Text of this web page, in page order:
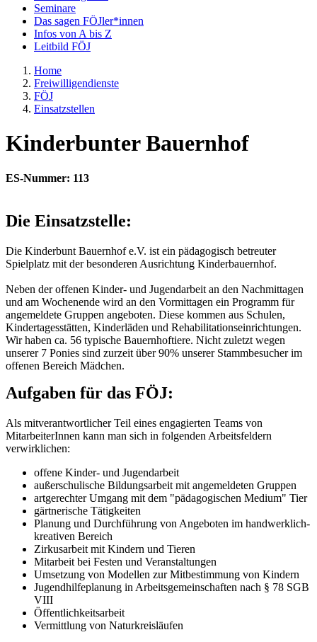
Seminare
Das sagen FÖJler*innen
Infos von A bis Z
Leitbild FÖJ
Home
Freiwilligendienste
FÖJ
Einsatzstellen
Kinderbunter Bauernhof
ES-Nummer: 113
Die Einsatzstelle:
Die Kinderbunt Bauernhof e.V. ist ein pädagogisch betreuter
Spielplatz mit der besonderen Ausrichtung Kinderbauernhof.
Neben der offenen Kinder- und Jugendarbeit an den Nachmittagen
und am Wochenende wird an den Vormittagen ein Programm für
angemeldete Gruppen angeboten. Diese kommen aus Schulen,
Kindertagesstätten, Kinderläden und Rehabilitationseinrichtungen.
Wir haben ca. 56 typische Bauernhoftiere. Nicht zuletzt wegen
unserer 7 Ponies sind zurzeit über 90% unserer Stammbesucher im
offenen Bereich Mädchen.
Aufgaben für das FÖJ:
Als mitverantwortlicher Teil eines engagierten Teams von
MitarbeiterInnen kann man sich in folgenden Arbeitsfeldern
verwirklichen:
offene Kinder- und Jugendarbeit
außerschulische Bildungsarbeit mit angemeldeten Gruppen
artgerechter Umgang mit dem "pädagogischen Medium" Tier
gärtnerische Tätigkeiten
Planung und Durchführung von Angeboten im handwerklich-
kreativen Bereich
Zirkusarbeit mit Kindern und Tieren
Mitarbeit bei Festen und Veranstaltungen
Umsetzung von Modellen zur Mitbestimmung von Kindern
Jugendhilfeplanung in Arbeitsgemeinschaften nach § 78 SGB
VIII
Öffentlichkeitsarbeit
Vermittlung von Naturkreisläufen